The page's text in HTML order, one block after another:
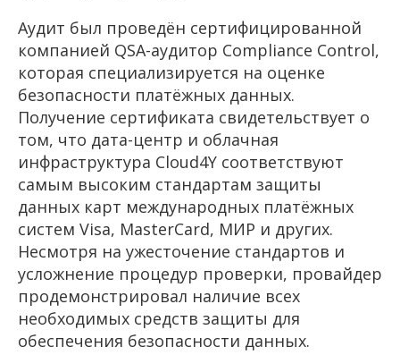
Аудит был проведён сертифицированной
компанией QSA-аудитор Compliance Control,
которая специализируется на оценке
безопасности платёжных данных.
Получение сертификата свидетельствует о
том, что дата-центр и облачная
инфраструктура Cloud4Y соответствуют
самым высоким стандартам защиты
данных карт международных платёжных
систем Visa, MasterCard, МИР и других.
Несмотря на ужесточение стандартов и
усложнение процедур проверки, провайдер
продемонстрировал наличие всех
необходимых средств защиты для
обеспечения безопасности данных.